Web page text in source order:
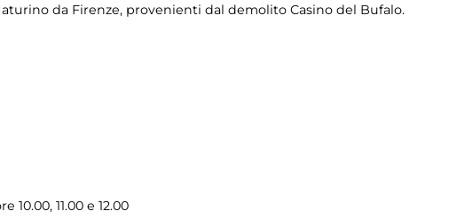
da Firenze, provenienti dal demolito Casino del Bufalo.
10.00, 11.00 e 12.00